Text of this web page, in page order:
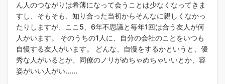
ん人のつながりは希薄になって会うことは少なくなってきま
すし、そもそも、知り合った当初からそんなに親しくなかっ
たりしますが、ここ5、6年不思議と毎年1回は合う友人が何
人かいます。 そのうちの1人に、自分の会社のことをいつも
自慢する友人がいます。 どんな、自慢をするかというと、優
秀な人がいるとか、同僚のノリがめちゃめちゃいいとか、容
姿がいい人がい......